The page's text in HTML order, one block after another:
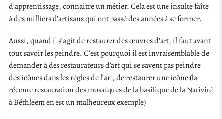
d’apprentissage, connaitre un métier. Cela est une insulte faîte
à des milliers d’artisans qui ont passé des années à se former.
Aussi, quand il s’agit de restaurer des œuvres d’art, il faut avant
tout savoir les peindre. C’est pourquoi il est invraisemblable de
demander à des restaurateurs d’art qui se savent pas peindre
des icônes dans les règles de l’art, de restaurer une icône (la
récente restauration des mosaïques de la basilique de la Nativité
à Béthleem en est un malheureux exemple)